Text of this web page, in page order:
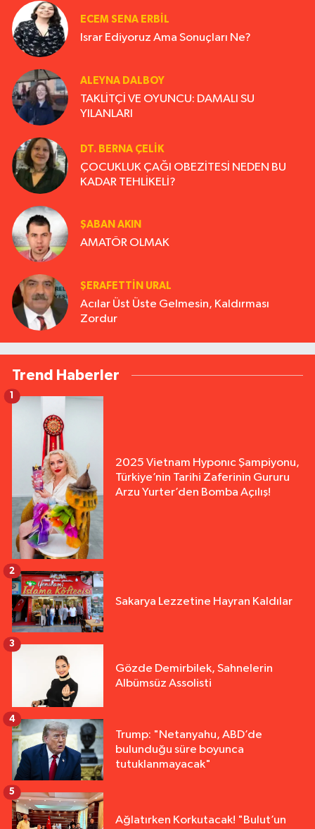
ECEM SENA ERBIL
Israr Ediyoruz Ama Sonuçları Ne?
ALEYNA DALBOY
TAKLİTÇİ VE OYUNCU: DAMALI SU
YILANLARI
DT. BERNA ÇELIK
ÇOCUKLUK ÇAĞI OBEZİTESİ NEDEN BU
KADAR TEHLİKELİ?
ŞABAN AKIN
AMATÖR OLMAK
ŞERAFETTIN URAL
Acılar Üst Üste Gelmesin, Kaldırması
Zordur
Trend Haberler
2025 Vietnam Hyponıc Şampiyonu,
Türkiye’nin Tarihi Zaferinin Gururu
Arzu Yurter’den Bomba Açılış!
1
Sakarya Lezzetine Hayran Kaldılar
2
Gözde Demirbilek, Sahnelerin
Albümsüz Assolisti
3
Trump: "Netanyahu, ABD’de
bulunduğu süre boyunca
tutuklanmayacak"
4
Ağlatırken Korkutacak! "Bulut’un
5